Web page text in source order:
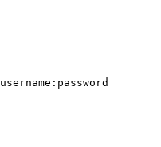
username:password